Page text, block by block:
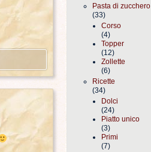
Pasta di zucchero
(33)
Corso
(4)
Topper
(12)
Zollette
(6)
Ricette
(34)
Dolci
(24)
Piatto unico
(3)
Primi
(7)